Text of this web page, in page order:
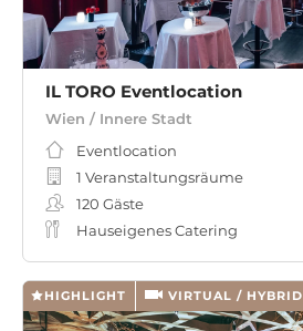
IL TORO Eventlocation
Wien / Innere Stadt
Eventlocation
1 Veranstaltungsräume
120 Gäste
Hauseigenes Catering
HIGHLIGHT VIRTUAL / HYBRID